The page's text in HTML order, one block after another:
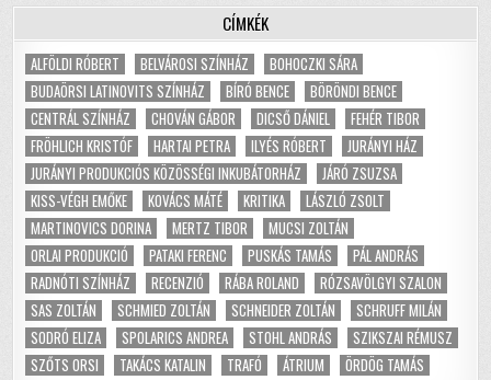
CÍMKÉK
ALFÖLDI RÓBERT BELVÁROSI SZÍNHÁZ
BOHOCZKI SÁRA
BUDAÖRSI LATINOVITS SZÍNHÁZ
BÍRÓ BENCE
BÖRÖNDI BENCE
CENTRÁL SZÍNHÁZ
CHOVÁN GÁBOR DICSŐ DÁNIEL
FEHÉR TIBOR
FRÖHLICH KRISTÓF
HARTAI PETRA ILYÉS RÓBERT
JURÁNYI HÁZ
JURÁNYI PRODUKCIÓS KÖZÖSSÉGI INKUBÁTORHÁZ
JÁRÓ ZSUZSA
KISS-VÉGH EMŐKE
KOVÁCS MÁTÉ KRITIKA
LÁSZLÓ ZSOLT
MARTINOVICS DORINA
MERTZ TIBOR
MUCSI ZOLTÁN
ORLAI PRODUKCIÓ
PATAKI FERENC PUSKÁS TAMÁS
PÁL ANDRÁS
RADNÓTI SZÍNHÁZ
RECENZIÓ RÁBA ROLAND
RÓZSAVÖLGYI SZALON
SAS ZOLTÁN
SCHMIED ZOLTÁN SCHNEIDER ZOLTÁN
SCHRUFF MILÁN
SODRÓ ELIZA
SPOLARICS ANDREA STOHL ANDRÁS
SZIKSZAI RÉMUSZ
SZŐTS ORSI
TAKÁCS KATALIN TRAFÓ ÁTRIUM ÖRDÖG TAMÁS